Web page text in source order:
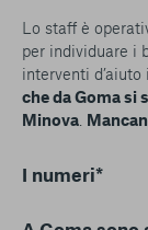
Lo staff è
per individuare i
interventi
che da Goma si
Minova
I numeri*